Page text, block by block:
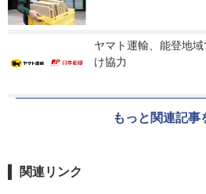
ヤマト運輸、能登地
け協力
もっと関連記事
関連リンク